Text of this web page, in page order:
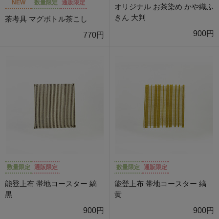
NEW 数量限定 通販限定
茶考具 マグボトル茶こし
770円
オリジナル お茶染め かや織ふ
きん 大判
900円
数量限定 通販限定
能登上布 帯地コースター 縞
黒
900円
数量限定 通販限定
能登上布 帯地コースター 縞
黄
900円